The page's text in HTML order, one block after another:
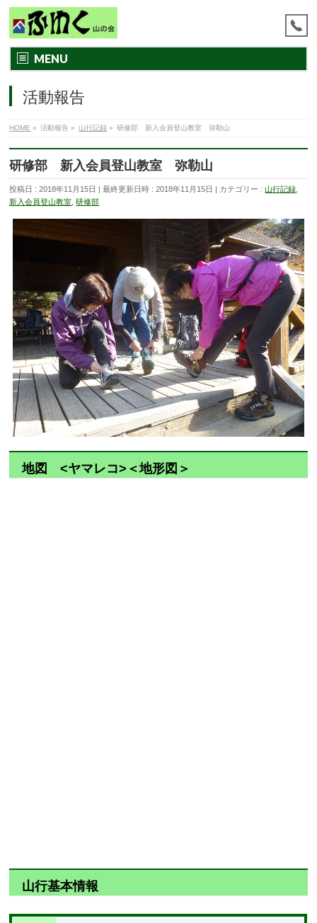
MENU
活動報告
HOME » 活動報告 » 山行記録 » 研修部 新入会員登山教室 弥勒山
研修部 新入会員登山教室 弥勒山
投稿日 : 2018年11月15日 最終更新日時 : 2018年11月15日 カテゴリー :山行記録
新入会員登山教室 ,研修部
地図 <ヤマレコ>＜地形図＞
山行基本情報